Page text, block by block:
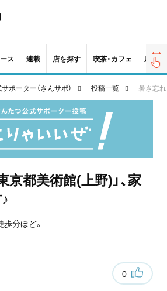
ス 連載 店を探す 喫茶・カフェ 居酒屋
ポーター（さんサポ） 投稿一覧 暑さ忘れ
京都美術館(上野)」、家
分ほど。
0